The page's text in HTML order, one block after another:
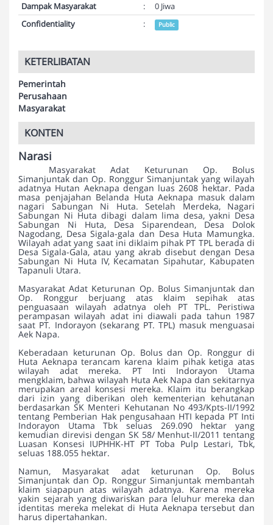
Dampak Masyarakat
:
0 Jiwa
Confidentiality
: Public
KETERLIBATAN
Pemerintah
Perusahaan
Masyarakat
KONTEN
Narasi
Masyarakat Adat Keturunan Op. Bolus
Simanjuntak dan Op. Ronggur Simanjuntak yang wilayah
adatnya Hutan Aeknapa dengan luas 2608 hektar. Pada
masa penjajahan Belanda Huta Aeknapa masuk dalam
nagari Sabungan Ni Huta. Setelah Merdeka, Nagari
Sabungan Ni Huta dibagi dalam lima desa, yakni Desa
Sabungan Ni Huta, Desa Siparendean, Desa Dolok
Nagodang, Desa Sigala-gala dan Desa Huta Mamungka.
Wilayah adat yang saat ini diklaim pihak PT TPL berada di
Desa Sigala-Gala, atau yang akrab disebut dengan Desa
Sabungan Ni Huta IV, Kecamatan Sipahutar, Kabupaten
Tapanuli Utara.
Masyarakat Adat Keturunan Op. Bolus Simanjuntak dan
Op. Ronggur berjuang atas klaim sepihak atas
penguasaan wilayah adatnya oleh PT TPL. Peristiwa
perampasan wilayah adat ini diawali pada tahun 1987
saat PT. Indorayon (sekarang PT. TPL) masuk menguasai
Aek Napa.
Keberadaan keturunan Op. Bolus dan Op. Ronggur di
Huta Aeknapa terancam karena klaim pihak ketiga atas
wilayah adat mereka. PT Inti Indorayon Utama
mengklaim, bahwa wilayah Huta Aek Napa dan sekitarnya
merupakan areal konsesi mereka. Klaim itu berangkap
dari izin yang diberikan oleh kementerian kehutanan
berdasarkan SK Menteri Kehutanan No 493/Kpts-II/1992
tentang Pemberian Hak pengusahaan HTI kepada PT Inti
Indorayon Utama Tbk seluas 269.090 hektar yang
kemudian direvisi dengan SK 58/ Menhut-II/2011 tentang
Luasan Konsesi IUPHHK-HT PT Toba Pulp Lestari, Tbk,
seluas 188.055 hektar.
Namun, Masyarakat adat keturunan Op. Bolus
Simanjuntak dan Op. Ronggur Simanjuntak membantah
klaim siapapun atas wilayah adatnya. Karena mereka
yakin sejarah yang diwariskan para leluhur mereka dan
identitas mereka melekat di Huta Aeknapa tersebut dan
harus dipertahankan.